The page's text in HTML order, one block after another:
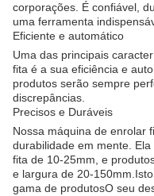
corporações. É confiável,
uma ferramenta
Eficiente e automático
Uma das principais
fita é a sua eficiência e
produtos serão sempre
discrepâncias.
Precisos e Duráveis
Nossa máquina de enrolar
durabilidade em mente.
fita de 10-25mm, e
e largura de 20-
gama de produtosO seu